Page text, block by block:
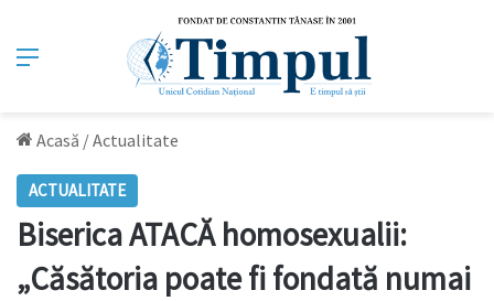
Meniu
Acasă /Actualitate
ACTUALITATE
Biserica ATACĂ homosexualii:
„Căsătoria poate fi fondată numai